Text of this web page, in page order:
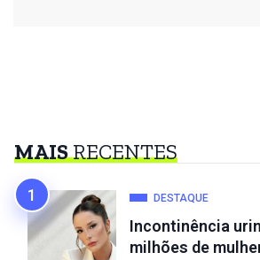
MAISRECENTES
DESTAQUE
Incontinência
milhões de